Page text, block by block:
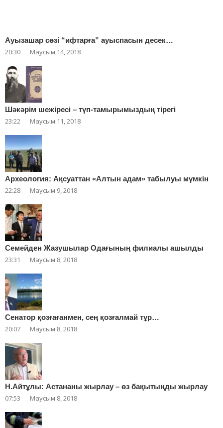
Ауызашар сөзі “ифтарға” ауыспасын десек…
20:30 Маусым 14, 2018
Шәкәрім шежіресі – түп-тамырымыздың тірегі
23:22 Маусым 11, 2018
Археология: Ақсуаттан «Алтын адам» табылуы мүмкін
22:28 Маусым 9, 2018
Cемейден Жазушылар Одағының филиалы ашылды
23:31 Маусым 8, 2018
Сенатор қозғағанмен, сең қозғалмай тұр…
20:07 Маусым 8, 2018
Н.Айтұлы: Астананы жырлау – өз бақытыңды жырлау
07:53 Маусым 8, 2018